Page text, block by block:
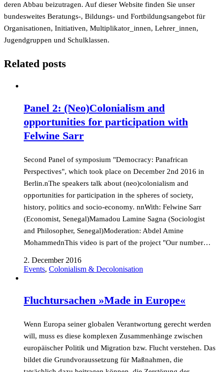
deren Abbau beizutragen. Auf dieser Website finden Sie unser
bundesweites Beratungs-, Bildungs- und Fortbildungsangebot für
Organisationen, Initiativen, Multiplikator_innen, Lehrer_innen,
Jugendgruppen und Schulklassen.
Related posts
Panel 2: (Neo)Colonialism and
opportunities for participation with
Felwine Sarr
Second Panel of symposium "Democracy: Panafrican
Perspectives", which took place on December 2nd 2016 in
Berlin.nThe speakers talk about (neo)colonialism and
opportunities for participation in the spheres of society,
history, politics and socio-economy. nnWith: Felwine Sarr
(Economist, Senegal)Mamadou Lamine Sagna (Sociologist
and Philosopher, Senegal)Moderation: Abdel Amine
MohammednThis video is part of the project "Our number…
2. December 2016
Events, Colonialism & Decolonisation
Fluchtursachen »Made in Europe«
Wenn Europa seiner globalen Verantwortung gerecht werden
will, muss es diese komplexen Zusammenhänge zwischen
europäischer Politik und Migration bzw. Flucht verstehen. Das
bildet die Grundvoraussetzung für Maßnahmen, die